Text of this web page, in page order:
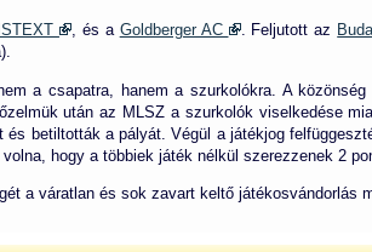
, és a Goldberger AC . Feljutott az
a csapatra, hanem a szurkolókra. A
után az MLSZ a szurkolók viselkedése
betiltották a pályát. Végül a játékjog
hogy a többiek játék nélkül szerezzenek 2
a váratlan és sok zavart keltő játékosvándorlás